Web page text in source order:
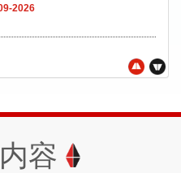
2026
容